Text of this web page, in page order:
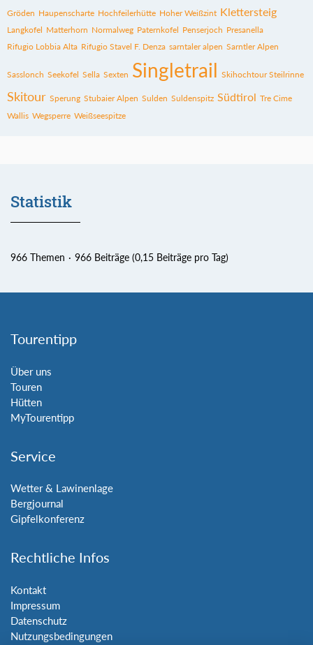
Gröden Haupenscharte Hochfeilerhütte Hoher Weißzint Klettersteig
Langkofel Matterhorn Normalweg Paternkofel Penserjoch Presanella
Rifugio Lobbia Alta Rifugio Stavel F. Denza sarntaler alpen Sarntler Alpen
Sasslonch Seekofel Sella Sexten Singletrail Skihochtour Steilrinne
Skitour Sperung Stubaier Alpen Sulden Suldenspitz Südtirol Tre Cime
Wallis Wegsperre Weißseespitze
Statistik
966 Themen 966 Beiträge (0,15 Beiträge pro Tag)
Tourentipp
Über uns
Touren
Hütten
MyTourentipp
Service
Wetter & Lawinenlage
Bergjournal
Gipfelkonferenz
Rechtliche Infos
Kontakt
Impressum
Datenschutz
Nutzungsbedingungen